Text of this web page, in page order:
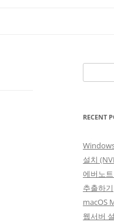
for:
RECENT
설치
에버노
추출하기
macOS
웹서버